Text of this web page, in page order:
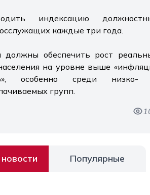
индексацию
каждые три года.
обеспечить рост
на уровне выше
особенно среди низко-
групп.
Популярные